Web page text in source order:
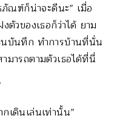
ณฑ์ก็น่าจะดีนะ” เมื่อ
วของเธอก็ว่าได้ ยาม
นบันทึก ทำการบ้านที่นั่น
มารถตามตัวเธอได้ที่นี่
เดินเล่นเท่านั้น”